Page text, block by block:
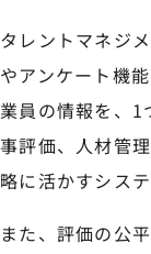
タレントマネジ
やアンケート機
業員の情報を、1
事評価、人材管
略に活かすシス
また、評価の公